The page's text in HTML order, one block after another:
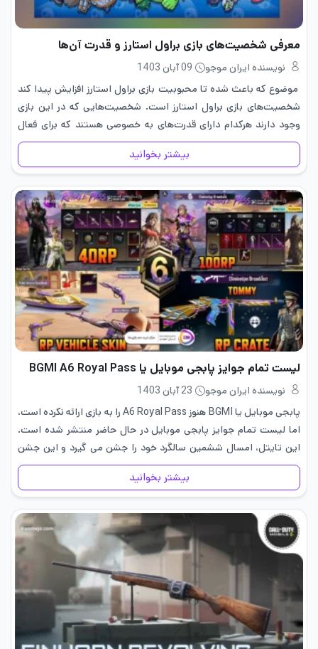
معرفی شخصیت‌های بازی براول استارز و قدرت آن‌ها
نویسنده ایران موجو
09 آبان 1403
موضوع که باعث شده تا محبوبیت بازی براول استارز افزایش پیدا کند
شخصیت‌های بازی براول استارز است. شخصیت‌هایی که در این بازی
وجود دارند هرکدام دارای قدرت‌های به خصوصی هستند که برای فعال
کردن آن نیاز دارید به جم و…
بیشتر بخوانید
لیست تمام جوایز پابجی موبایل یا BGMI A6 Royal Pass
نویسنده ایران موجو
23 آبان 1403
پابجی موبایل یا BGMI هنوز A6 Royal Pass را به بازی ارائه نکرده است،
اما لیست تمام جوایز پابجی موبایل در حال حاضر منتشر شده است.
این تایتل، امسال ششمین سالگرد خود را جشن می گیرد و این جشن
را…
بیشتر بخوانید